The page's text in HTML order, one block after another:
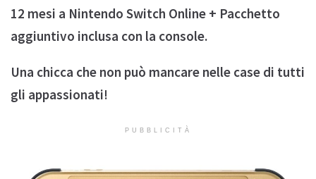
12 mesi a Nintendo Switch Online + Pacchetto
aggiuntivo inclusa con la console.
Una chicca che non può mancare nelle case di tutti
gli appassionati!
PUBBLICITÀ